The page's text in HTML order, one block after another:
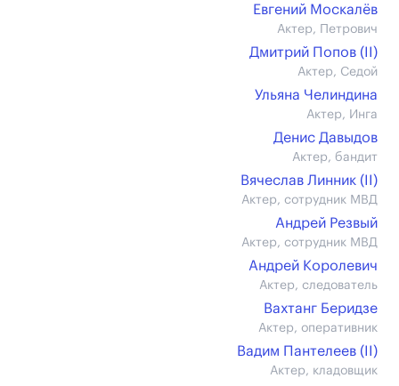
Евгений Москалёв
Актер, Петрович
Дмитрий Попов (II)
Актер, Седой
Ульяна Челиндина
Актер, Инга
Денис Давыдов
Актер, бандит
Вячеслав Линник (II)
Актер, сотрудник МВД
Андрей Резвый
Актер, сотрудник МВД
Андрей Королевич
Актер, следователь
Вахтанг Беридзе
Актер, оперативник
Вадим Пантелеев (II)
Актер, кладовщик